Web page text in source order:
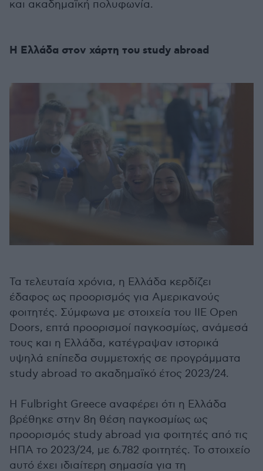
και ακαδημαϊκή πολυφωνία.
Η Ελλάδα στον χάρτη του study abroad
Τα τελευταία χρόνια, η Ελλάδα κερδίζει
έδαφος ως προορισμός για Αμερικανούς
φοιτητές. Σύμφωνα με στοιχεία του IIE Open
Doors, επτά προορισμοί παγκοσμίως, ανάμεσά
τους και η Ελλάδα, κατέγραψαν ιστορικά
υψηλά επίπεδα συμμετοχής σε προγράμματα
study abroad το ακαδημαϊκό έτος 2023/24.
Η Fulbright Greece αναφέρει ότι η Ελλάδα
βρέθηκε στην 8η θέση παγκοσμίως ως
προορισμός study abroad για φοιτητές από τις
ΗΠΑ το 2023/24, με 6.782 φοιτητές. Το στοιχείο
αυτό έχει ιδιαίτερη σημασία για τη